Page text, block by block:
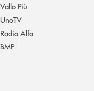
Vallo Più
UnoTV
Radio Alfa
BMP